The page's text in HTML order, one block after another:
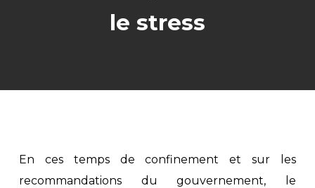
le stress
En ces temps de confinement et sur les
recommandations du gouvernement, le